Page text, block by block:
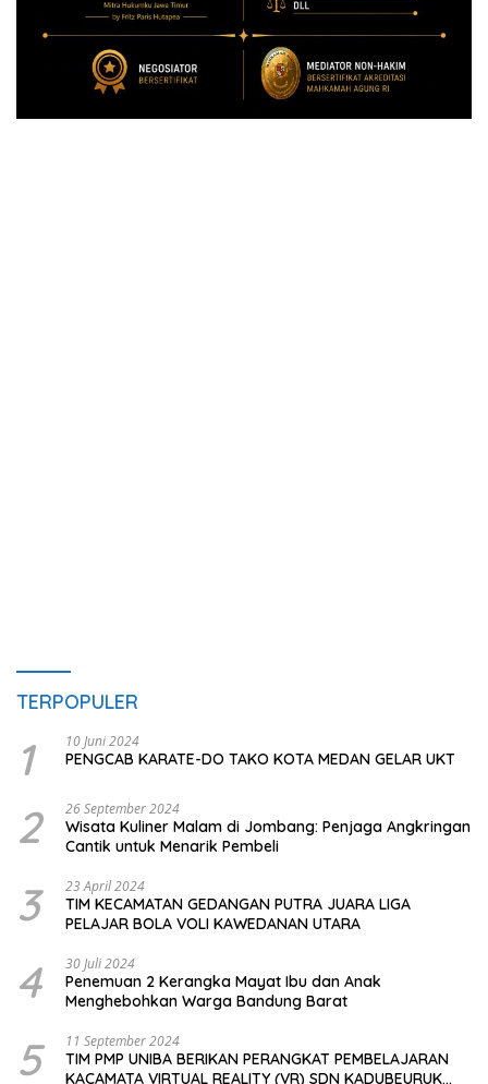
TERPOPULER
1 10 Juni 2024
PENGCAB KARATE-DO TAKO KOTA MEDAN GELAR UKT
2 26 September 2024
Wisata Kuliner Malam di Jombang: Penjaga Angkringan
Cantik untuk Menarik Pembeli
3 23 April 2024
TIM KECAMATAN GEDANGAN PUTRA JUARA LIGA
PELAJAR BOLA VOLI KAWEDANAN UTARA
4 30 Juli 2024
Penemuan 2 Kerangka Mayat Ibu dan Anak
Menghebohkan Warga Bandung Barat
5 11 September 2024
TIM PMP UNIBA BERIKAN PERANGKAT PEMBELAJARAN
KACAMATA VIRTUAL REALITY (VR) SDN KADUBEURUK